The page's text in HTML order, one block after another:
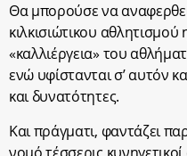
Θα μπορούσε να
κιλκισιώτικου
«καλλιέργεια» του
ενώ υφίστανται σ’ αυτόν
και δυνατότητες.
Και πράγματι, φαντάζει